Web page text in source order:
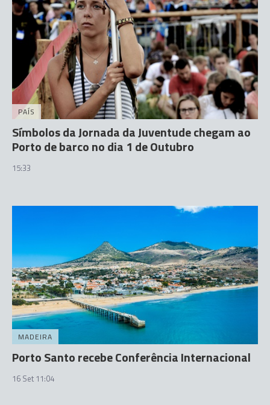
PAÍS
Símbolos da Jornada da Juventude chegam ao
Porto de barco no dia 1 de Outubro
15:33
MADEIRA
Porto Santo recebe Conferência Internacional
16 Set 11:04